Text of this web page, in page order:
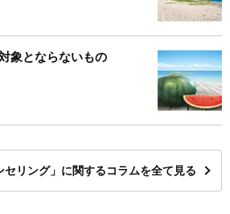
象とならないもの
セリング」に関するコラムを全て見る